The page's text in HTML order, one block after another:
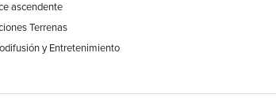
ascendente
Terrenas
y Entretenimiento